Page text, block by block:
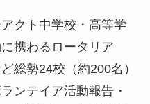
クト中学校・高等学
携わるロータリア
総勢24校（約200名）
ンテイア活動報告・